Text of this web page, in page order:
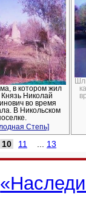
в котором жил
Князь Николай
во время
В Никольском
Степь]
10 11 13